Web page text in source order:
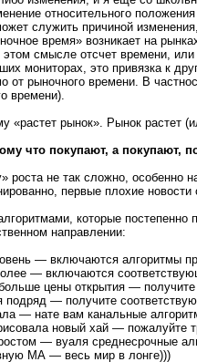
относительного
служить причиной
время» возникает на рынках
смысле отсчет времени,
мониторах, это привязка к
от рыночного времени. В
времени).
рынок». Рынок растет
покупают, а покупают,
роста не так сложно, особенно
первые плохие
которые постепенно
направлении:
— включаются алгоритмы
— включаются
цены открытия —
подряд — получите
— нате вам канальные
новый хай — пожалуйте
— вуаля среднесрочные
МА — весь мир в лонге)))